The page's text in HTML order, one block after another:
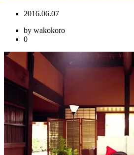
2016.06.07
by wakokoro
0